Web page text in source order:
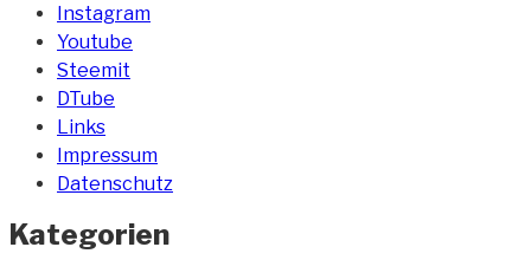
Instagram
Youtube
Steemit
DTube
Links
Impressum
Datenschutz
Kategorien